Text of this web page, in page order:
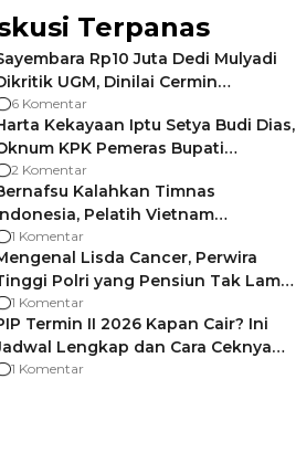
Terpanas
Rp10 Juta Dedi Mulyadi
UGM, Dinilai Cermin
Negara Jamin Keamanan
6 Komentar
Kekayaan Iptu Setya Budi Dias,
KPK Pemeras Bupati
2 Komentar
Kalahkan Timnas
Pelatih Vietnam
Pakai Jimat di Pakansari
1 Komentar
Lisda Cancer, Perwira
Polri yang Pensiun Tak Lama
Jadi Brigjen
1 Komentar
Termin II 2026 Kapan Cair? Ini
Lengkap dan Cara Ceknya
Dana Tidak Hangus!
1 Komentar